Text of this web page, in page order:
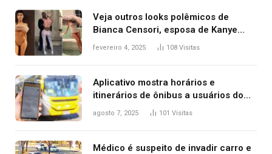
Veja outros looks polêmicos de
Bianca Censori, esposa de Kanye
West que apareceu nua no Grammy
fevereiro 4, 2025 108 Visitas
Aplicativo mostra horários e
itinerários de ônibus a usuários do
transporte público de Palmas; confira
agosto 7, 2025 101 Visitas
Médico é suspeito de invadir carro e